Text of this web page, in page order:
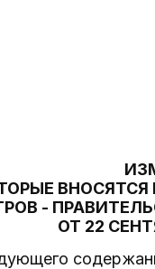
ВНОСЯТСЯ
-
ОТ 22